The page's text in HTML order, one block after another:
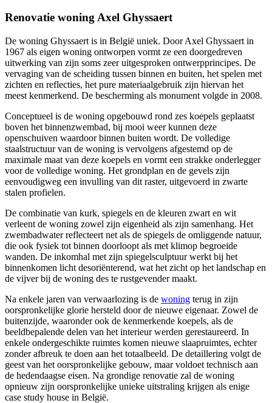
Renovatie woning Axel Ghyssaert
De woning Ghyssaert is in België uniek. Door Axel Ghyssaert in
1967 als eigen woning ontworpen vormt ze een doorgedreven
uitwerking van zijn soms zeer uitgesproken ontwerpprincipes. De
vervaging van de scheiding tussen binnen en buiten, het spelen met
zichten en reflecties, het pure materiaalgebruik zijn hiervan het
meest kenmerkend. De bescherming als monument volgde in 2008.
Conceptueel is de woning opgebouwd rond zes koepels geplaatst
boven het binnenzwembad, bij mooi weer kunnen deze
openschuiven waardoor binnen buiten wordt. De volledige
staalstructuur van de woning is vervolgens afgestemd op de
maximale maat van deze koepels en vormt een strakke onderlegger
voor de volledige woning. Het grondplan en de gevels zijn
eenvoudigweg een invulling van dit raster, uitgevoerd in zwarte
stalen profielen.
De combinatie van kurk, spiegels en de kleuren zwart en wit
verleent de woning zowel zijn eigenheid als zijn samenhang. Het
zwembadwater reflecteert net als de spiegels de omliggende natuur,
die ook fysiek tot binnen doorloopt als met klimop begroeide
wanden. De inkomhal met zijn spiegelsculptuur werkt bij het
binnenkomen licht desoriënterend, wat het zicht op het landschap en
de vijver bij de woning des te rustgevender maakt.
Na enkele jaren van verwaarlozing is de woning terug in zijn
oorspronkelijke glorie hersteld door de nieuwe eigenaar. Zowel de
buitenzijde, waaronder ook de kenmerkende koepels, als de
beeldbepalende delen van het interieur werden gerestaureerd. In
enkele ondergeschikte ruimtes komen nieuwe slaapruimtes, echter
zonder afbreuk te doen aan het totaalbeeld. De detaillering volgt de
geest van het oorspronkelijke gebouw, maar voldoet technisch aan
de hedendaagse eisen. Na grondige renovatie zal de woning
opnieuw zijn oorspronkelijke unieke uitstraling krijgen als enige
case study house in België.